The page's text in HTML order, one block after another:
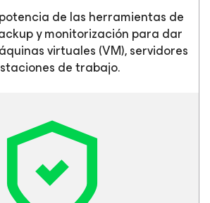
de las herramientas de
y monitorización para dar
virtuales (VM), servidores
de trabajo.